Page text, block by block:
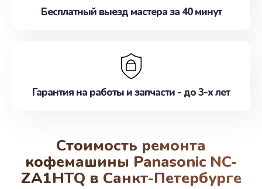
Бесплатный выезд мастера за 40 минут
Гарантия на работы и запчасти - до 3-х лет
Стоимость ремонта
кофемашины Panasonic NC-
ZA1HTQ в Санкт-Петербурге